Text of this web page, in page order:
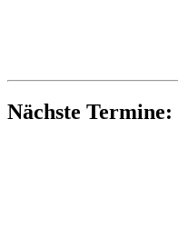
Nächste Termine: